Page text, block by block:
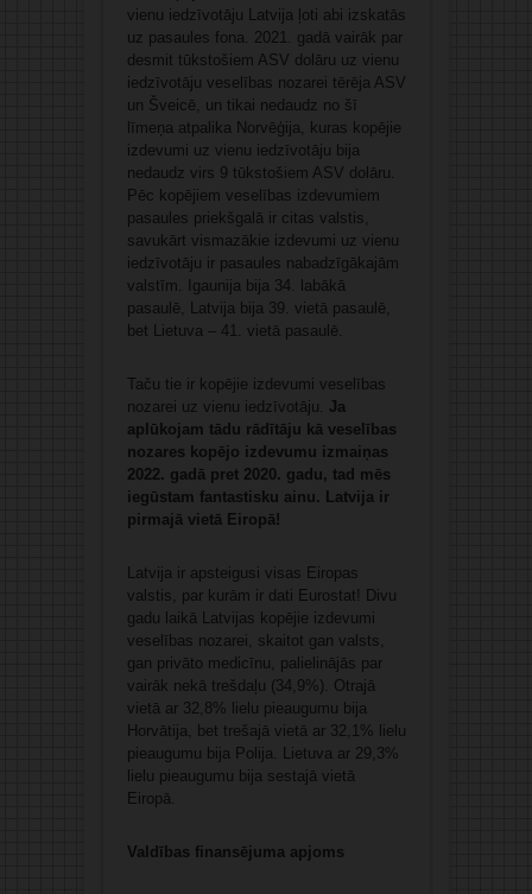
vienu iedzīvotāju Latvija ļoti abi izskatās
uz pasaules fona. 2021. gadā vairāk par
desmit tūkstošiem ASV dolāru uz vienu
iedzīvotāju veselības nozarei tērēja ASV
un Šveicē, un tikai nedaudz no šī
līmeņa atpalika Norvēģija, kuras kopējie
izdevumi uz vienu iedzīvotāju bija
nedaudz virs 9 tūkstošiem ASV dolāru.
Pēc kopējiem veselības izdevumiem
pasaules priekšgalā ir citas valstis,
savukārt vismazākie izdevumi uz vienu
iedzīvotāju ir pasaules nabadzīgākajām
valstīm. Igaunija bija 34. labākā
pasaulē, Latvija bija 39. vietā pasaulē,
bet Lietuva – 41. vietā pasaulē.
Taču tie ir kopējie izdevumi veselības
nozarei uz vienu iedzīvotāju. Ja
aplūkojam tādu rādītāju kā veselības
nozares kopējo izdevumu izmaiņas
2022. gadā pret 2020. gadu, tad mēs
iegūstam fantastisku ainu. Latvija ir
pirmajā vietā Eiropā!
Latvija ir apsteigusi visas Eiropas
valstis, par kurām ir dati Eurostat! Divu
gadu laikā Latvijas kopējie izdevumi
veselības nozarei, skaitot gan valsts,
gan privāto medicīnu, palielinājās par
vairāk nekā trešdaļu (34,9%). Otrajā
vietā ar 32,8% lielu pieaugumu bija
Horvātija, bet trešajā vietā ar 32,1% lielu
pieaugumu bija Polija. Lietuva ar 29,3%
lielu pieaugumu bija sestajā vietā
Eiropā.
Valdības finansējuma apjoms